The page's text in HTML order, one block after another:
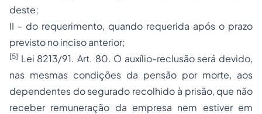
deste;
II - do requerimento, quando requerida após o prazo
previsto no inciso anterior;
[5] Lei 8213/91. Art. 80. O auxílio-reclusão será devido,
nas mesmas condições da pensão por morte, aos
dependentes do segurado recolhido à prisão, que não
receber remuneração da empresa nem estiver em